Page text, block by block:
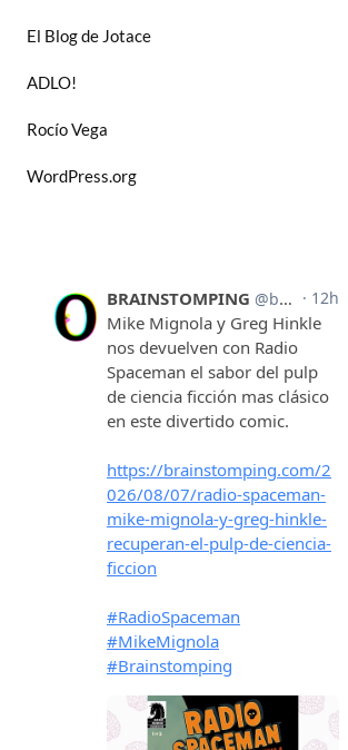
El Blog de Jotace
ADLO!
Rocío Vega
WordPress.org